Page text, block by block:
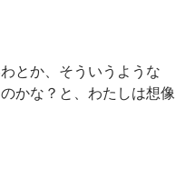
とか、そういうような
かな？と、わたしは想像